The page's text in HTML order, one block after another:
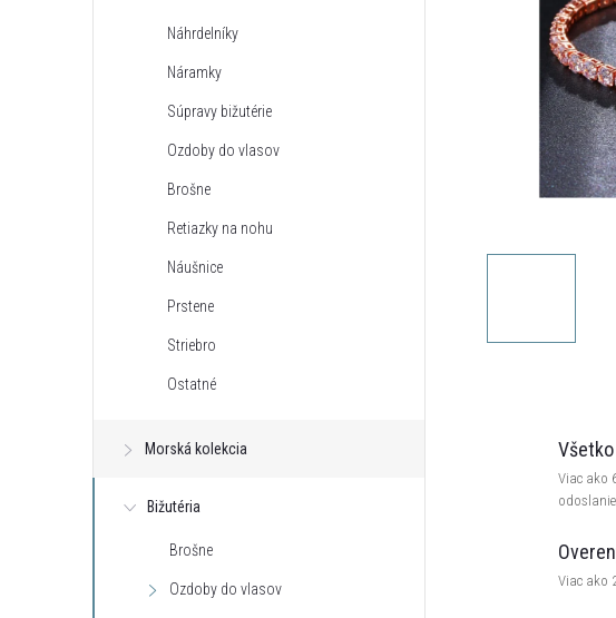
Náhrdelníky
Náramky
Súpravy bižutérie
Ozdoby do vlasov
Brošne
Retiazky na nohu
Náušnice
Prstene
Striebro
Ostatné
Morská kolekcia
Bižutéria
Brošne
Ozdoby do vlasov
Viac ako
odoslanie
Viac ako